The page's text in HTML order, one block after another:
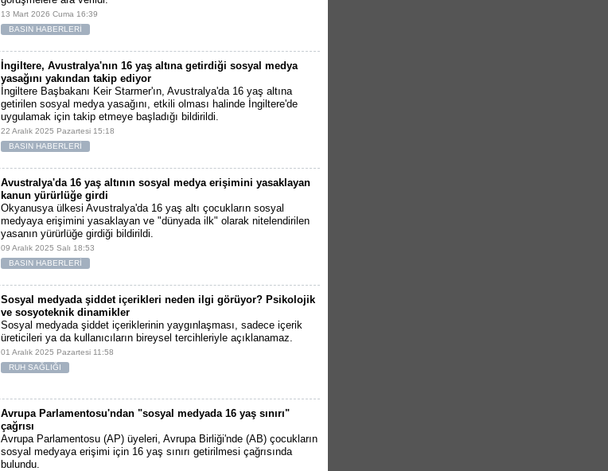
13 Mart 2026 Cuma 16:39
BASIN HABERLERİ
İngiltere, Avustralya'nın 16 yaş altına getirdiği sosyal medya
yasağını yakından takip ediyor
İngiltere Başbakanı Keir Starmer'ın, Avustralya'da 16 yaş altına
getirilen sosyal medya yasağını, etkili olması halinde İngiltere'de
uygulamak için takip etmeye başladığı bildirildi.
22 Aralık 2025 Pazartesi 15:18
BASIN HABERLERİ
Avustralya'da 16 yaş altının sosyal medya erişimini yasaklayan
kanun yürürlüğe girdi
Okyanusya ülkesi Avustralya'da 16 yaş altı çocukların sosyal
medyaya erişimini yasaklayan ve "dünyada ilk" olarak nitelendirilen
yasanın yürürlüğe girdiği bildirildi.
09 Aralık 2025 Salı 18:53
BASIN HABERLERİ
Sosyal medyada şiddet içerikleri neden ilgi görüyor? Psikolojik
ve sosyoteknik dinamikler
Sosyal medyada şiddet içeriklerinin yaygınlaşması, sadece içerik
üreticileri ya da kullanıcıların bireysel tercihleriyle açıklanamaz.
01 Aralık 2025 Pazartesi 11:58
RUH SAĞLIĞI
Avrupa Parlamentosu'ndan "sosyal medyada 16 yaş sınırı"
çağrısı
Avrupa Parlamentosu (AP) üyeleri, Avrupa Birliği'nde (AB) çocukların
sosyal medyaya erişimi için 16 yaş sınırı getirilmesi çağrısında
bulundu.